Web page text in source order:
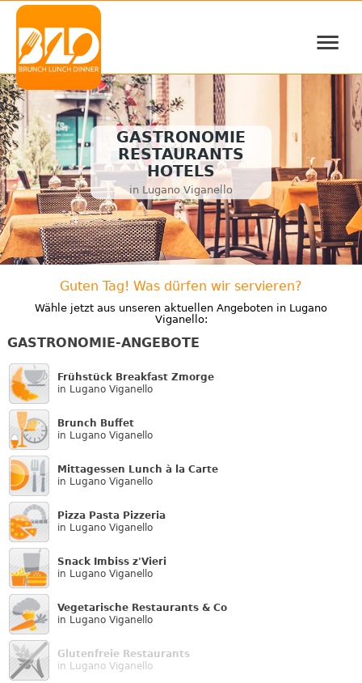
≡
GASTRONOMIE
RESTAURANTS
HOTELS
in Lugano Viganello
Guten Tag! Was dürfen wir servieren?
Wähle jetzt aus unseren aktuellen Angeboten in Lugano
Viganello:
GASTRONOMIE-ANGEBOTE
Frühstück Breakfast Zmorge
in Lugano Viganello
Brunch Buffet
in Lugano Viganello
Mittagessen Lunch à la Carte
in Lugano Viganello
Pizza Pasta Pizzeria
in Lugano Viganello
Snack Imbiss z'Vieri
in Lugano Viganello
Vegetarische Restaurants & Co
in Lugano Viganello
Glutenfreie Restaurants
in Lugano Viganello